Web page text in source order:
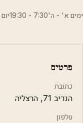
ימים א' - ה'7:30 - 19:30יום ו'9:00 - 13:00
פרטים
כתובת
הנדיב 71, הרצליה
טלפון